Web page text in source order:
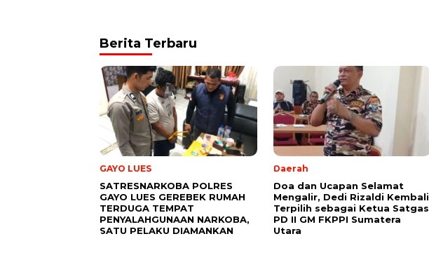
Berita Terbaru
GAYO LUES
SATRESNARKOBA POLRES
GAYO LUES GEREBEK RUMAH
TERDUGA TEMPAT
PENYALAHGUNAAN NARKOBA,
SATU PELAKU DIAMANKAN
Daerah
Doa dan Ucapan Selamat
Mengalir, Dedi Rizaldi Kembali
Terpilih sebagai Ketua Satgas
PD II GM FKPPI Sumatera
Utara